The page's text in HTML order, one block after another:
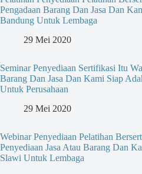
Pengadaan Barang Dan Jasa Dan
Bandung Untuk Lembaga
29 Mei 2020
Seminar Penyediaan Sertifikasi Itu
Barang Dan Jasa Dan Kami Siap
Untuk Perusahaan
29 Mei 2020
Webinar Penyediaan Pelatihan
Penyediaan Jasa Atau Barang Dan
Slawi Untuk Lembaga